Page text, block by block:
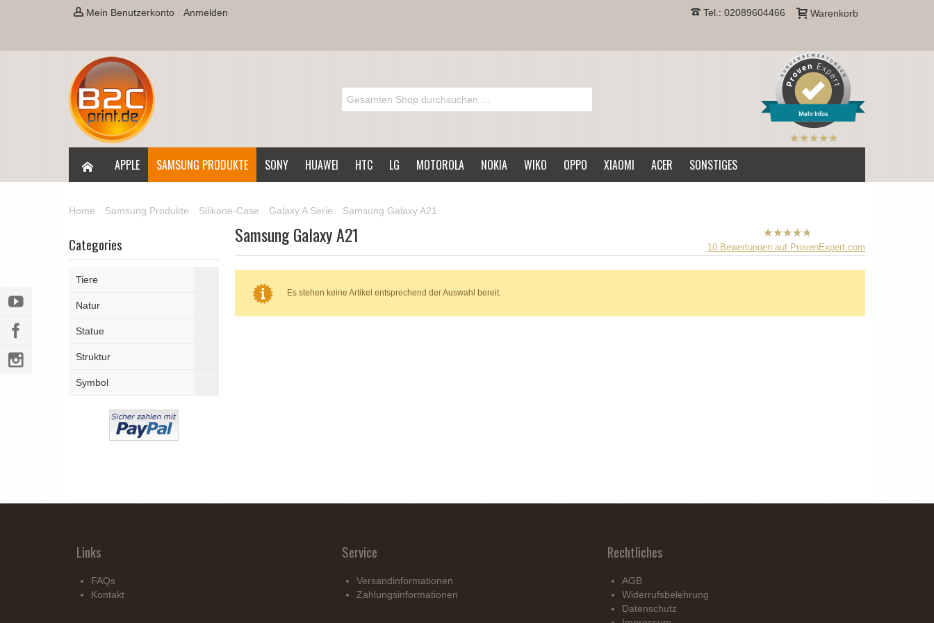
Mein Benutzerkonto Anmelden Warenkorb
Tel.: 02089604466
Mehr Infos
B2CPrint
Sternen |
APPLE SAMSUNG PRODUKTE SONY HUAWEI HTC LG MOTOROLA NOKIA WIKO OPPO XIAOMI ACER SONSTIGES
Home Samsung Produkte Silikone-Case Galaxy A Serie Samsung Galaxy A21
B2CPrint
hat5von
5
10 Bewertungen auf ProvenExpert.com
Samsung Galaxy A21
Es stehen keine Artikel entsprechend der Auswahl bereit.
Categories
Tiere
Natur
Statue
Struktur
Symbol
Links
FAQs
Kontakt
Service
Versandinformationen
Zahlungsinformationen
Rechtliches
AGB
Widerrufsbelehrung
Datenschutz